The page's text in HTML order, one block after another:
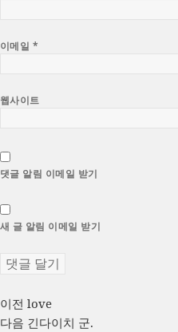
이메일 *
웹사이트
댓글 알림 이메일 받기
새 글 알림 이메일 받기
글
이전 이
전
love
다음 다
긴다이치 군.